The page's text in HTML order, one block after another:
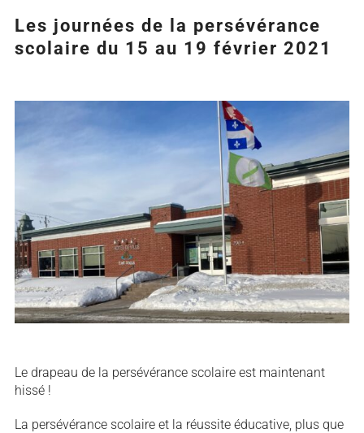
Les journées de la persévérance
scolaire du 15 au 19 février 2021
l&apos;image
Le drapeau de la persévérance scolaire est maintenant
hissé !
La persévérance scolaire et la réussite éducative, plus que